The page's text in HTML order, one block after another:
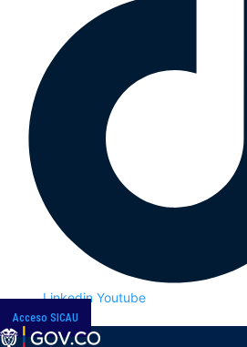
Linkedin Youtube
Acceso SICAU